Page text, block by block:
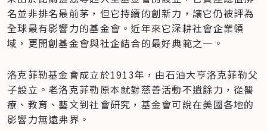
名並非排名最前茅，但它持續的創新力，讓它仍被評為
全球最有影響力的基金會。近年來它深耕社會企業領
域，更開創基金會與社企結合的最好典範之一。
洛克菲勒基金會成立於1913年，由石油大亨洛克菲勒父
子設立。老洛克菲勒原本就對慈善活動不遺餘力，從醫
療、教育、藝文到社會研究，基金會可說在美國各地的
影響力無遠弗界。